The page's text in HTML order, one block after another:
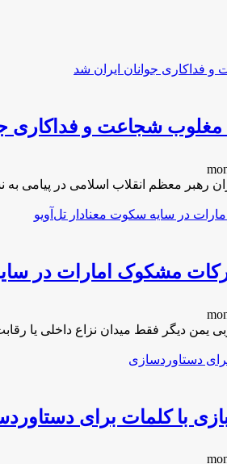
مغلوب شجاعت و فداکاری
مشکوک امارات در
با کلمات برای